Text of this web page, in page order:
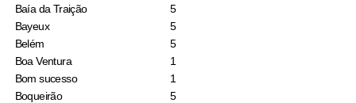
Baía da Traição
5
Bayeux
5
Belém
5
Boa Ventura
1
Bom sucesso
1
Boqueirão
5